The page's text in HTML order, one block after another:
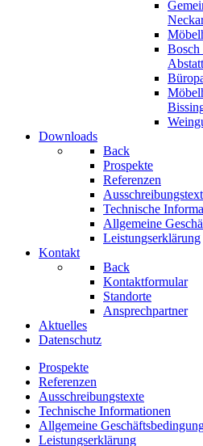
Bosch
Abstatt
Downloads
Back
Prospekte
Referenzen
Technische
Allgemeine
Leistungserklärung
Kontakt
Back
Kontaktformular
Standorte
Ansprechpartner
Aktuelles
Datenschutz
Prospekte
Referenzen
Ausschreibungstexte
Technische Informationen
Allgemeine
Leistungserklärung